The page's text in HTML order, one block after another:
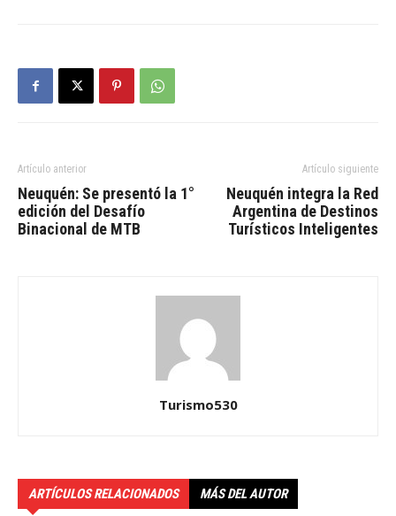
Artículo anterior
Neuquén: Se presentó la 1°
edición del Desafío
Binacional de MTB
Artículo siguiente
Neuquén integra la Red
Argentina de Destinos
Turísticos Inteligentes
Turismo530
ARTÍCULOS RELACIONADOS MÁS DEL AUTOR